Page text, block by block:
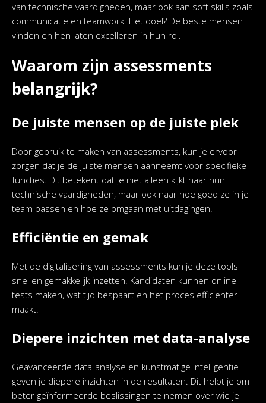
van technische vaardigheden, maar ook aan soft skills zoals
communicatie en teamwork. Het doel? De beste mensen
vinden en hen laten excelleren in hun rol.
Waarom zijn assessments
belangrijk?
De juiste mensen op de juiste plek
Door gebruik te maken van assessments, kun je ervoor
zorgen dat je de juiste mensen aanneemt voor specifieke
functies. Dit betekent dat je niet alleen kijkt naar hun
technische vaardigheden, maar ook naar hoe goed ze in je
team passen en hoe ze omgaan met uitdagingen.
Efficiëntie en gemak
Met de digitalisering van assessments kun je deze tools
snel en gemakkelijk inzetten. Kandidaten kunnen online
tests maken, wat tijd bespaart en het proces efficiënter
maakt.
Diepere inzichten met data-analyse
Geavanceerde data-analyse en kunstmatige intelligentie
geven je diepere inzichten in de resultaten. Dit helpt je om
beter geïnformeerde beslissingen te nemen over wie je